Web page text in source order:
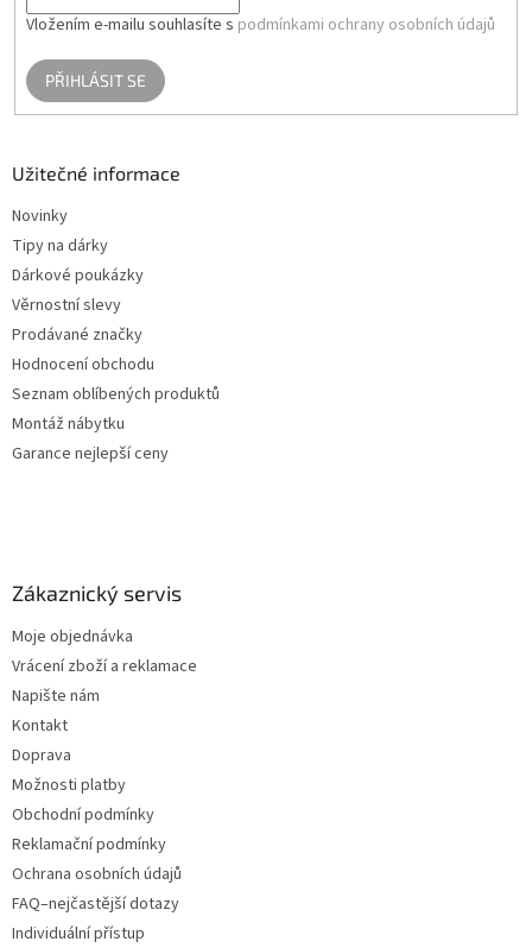
Vložením e-mailu souhlasíte s podmínkami ochrany osobních údajů
PŘIHLÁSIT SE
Užitečné informace
Novinky
Tipy na dárky
Dárkové poukázky
Věrnostní slevy
Prodávané značky
Hodnocení obchodu
Seznam oblíbených produktů
Montáž nábytku
Garance nejlepší ceny
Zákaznický servis
Moje objednávka
Vrácení zboží a reklamace
Napište nám
Kontakt
Doprava
Možnosti platby
Obchodní podmínky
Reklamační podmínky
Ochrana osobních údajů
FAQ–nejčastější dotazy
Individuální přístup